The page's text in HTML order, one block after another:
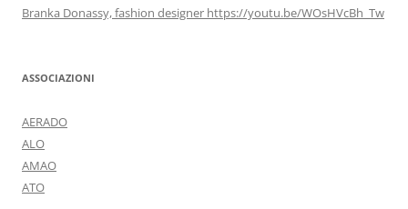
Branka Donassy, fashion designer https://youtu.be/WOsHVcBh_Tw
ASSOCIAZIONI
AERADO
ALO
AMAO
ATO